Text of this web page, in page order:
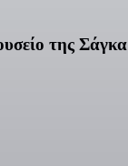
της Σάγκα